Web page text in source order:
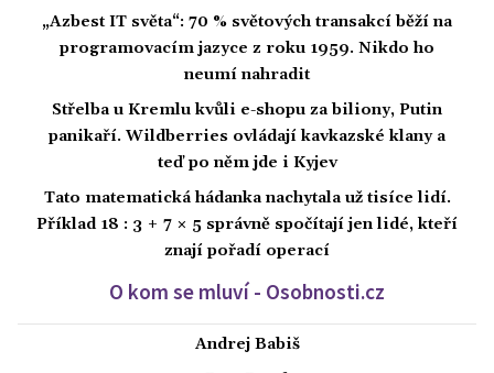
„Azbest IT světa“: 70 % světových transakcí běží na
programovacím jazyce z roku 1959. Nikdo ho
neumí nahradit
Střelba u Kremlu kvůli e-shopu za biliony, Putin
panikaří. Wildberries ovládají kavkazské klany a
teď po něm jde i Kyjev
Tato matematická hádanka nachytala už tisíce lidí.
Příklad 18 : 3 + 7 × 5 správně spočítají jen lidé, kteří
znají pořadí operací
O kom se mluví - Osobnosti.cz
Andrej Babiš